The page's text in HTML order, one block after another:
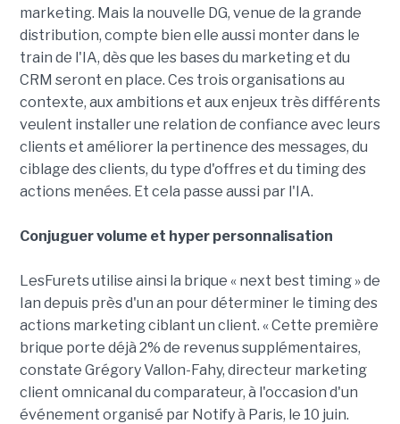
marketing. Mais la nouvelle DG, venue de la grande
distribution, compte bien elle aussi monter dans le
train de l'IA, dès que les bases du marketing et du
CRM seront en place. Ces trois organisations au
contexte, aux ambitions et aux enjeux très différents
veulent installer une relation de confiance avec leurs
clients et améliorer la pertinence des messages, du
ciblage des clients, du type d'offres et du timing des
actions menées. Et cela passe aussi par l'IA.
Conjuguer volume et hyper personnalisation
LesFurets utilise ainsi la brique « next best timing » de
Ian depuis près d'un an pour déterminer le timing des
actions marketing ciblant un client. « Cette première
brique porte déjà 2% de revenus supplémentaires,
constate Grégory Vallon-Fahy, directeur marketing
client omnicanal du comparateur, à l'occasion d'un
événement organisé par Notify à Paris, le 10 juin.